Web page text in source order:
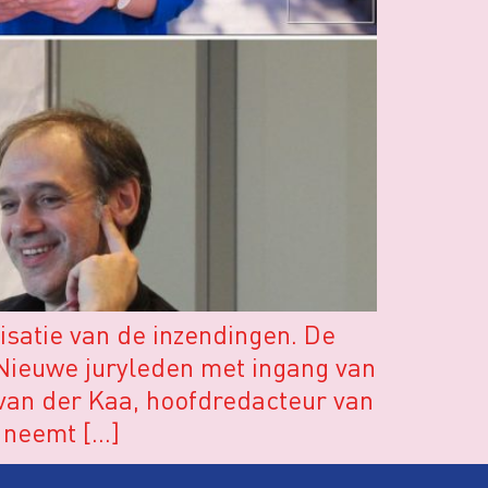
van de inzendingen. De
juryleden met ingang van
der Kaa, hoofdredacteur van
neemt […]